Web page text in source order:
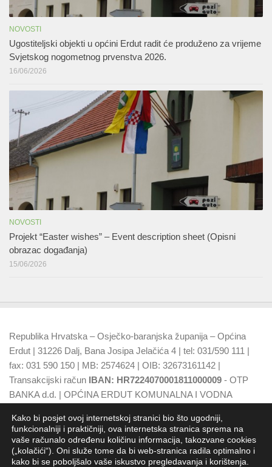
NOVOSTI
Ugostiteljski objekti u općini Erdut radit će produženo za vrijeme
Svjetskog nogometnog prvenstva 2026.
16/06/2026
NOVOSTI
Projekt “Easter wishes” – Event description sheet (Opisni
obrazac događanja)
15/06/2026
Republika Hrvatska – Osječko-baranjska županija – Općina
Erdut | 31226 Dalj, Bana Josipa Jelačića 4 | tel: 031/590 111 |
fax: 031 590 150 | MB: 2574624 | OIB: 32673161142 |
Transakcijski račun IBAN: HR7224070001811000009 - OTP
BANKA d.d. | OPĆINA ERDUT KOMUNALNA I VODNA
d.d.
Kako bi posjet ovoj internetskoj stranici bio što ugodniji,
funkcionalniji i praktičniji, ova internetska stranica sprema na
vaše računalo određenu količinu informacija, takozvane cookies
(„kolačići“). Oni služe tome da bi web-stranica radila optimalno i
kako bi se poboljšalo vaše iskustvo pregledavanja i korištenja.